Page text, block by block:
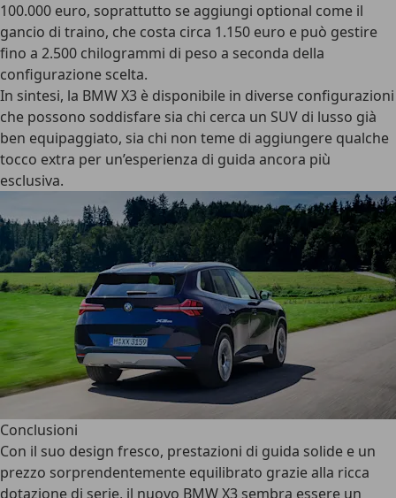
100.000 euro, soprattutto se aggiungi optional come il
gancio di traino, che costa circa 1.150 euro e può gestire
fino a 2.500 chilogrammi di peso a seconda della
configurazione scelta.
In sintesi, la BMW X3 è disponibile in diverse configurazioni
che possono soddisfare sia chi cerca un SUV di lusso già
ben equipaggiato, sia chi non teme di aggiungere qualche
tocco extra per un’esperienza di guida ancora più
esclusiva.
Conclusioni
Con il suo design fresco, prestazioni di guida solide e un
prezzo sorprendentemente equilibrato grazie alla ricca
dotazione di serie, il nuovo BMW X3 sembra essere un